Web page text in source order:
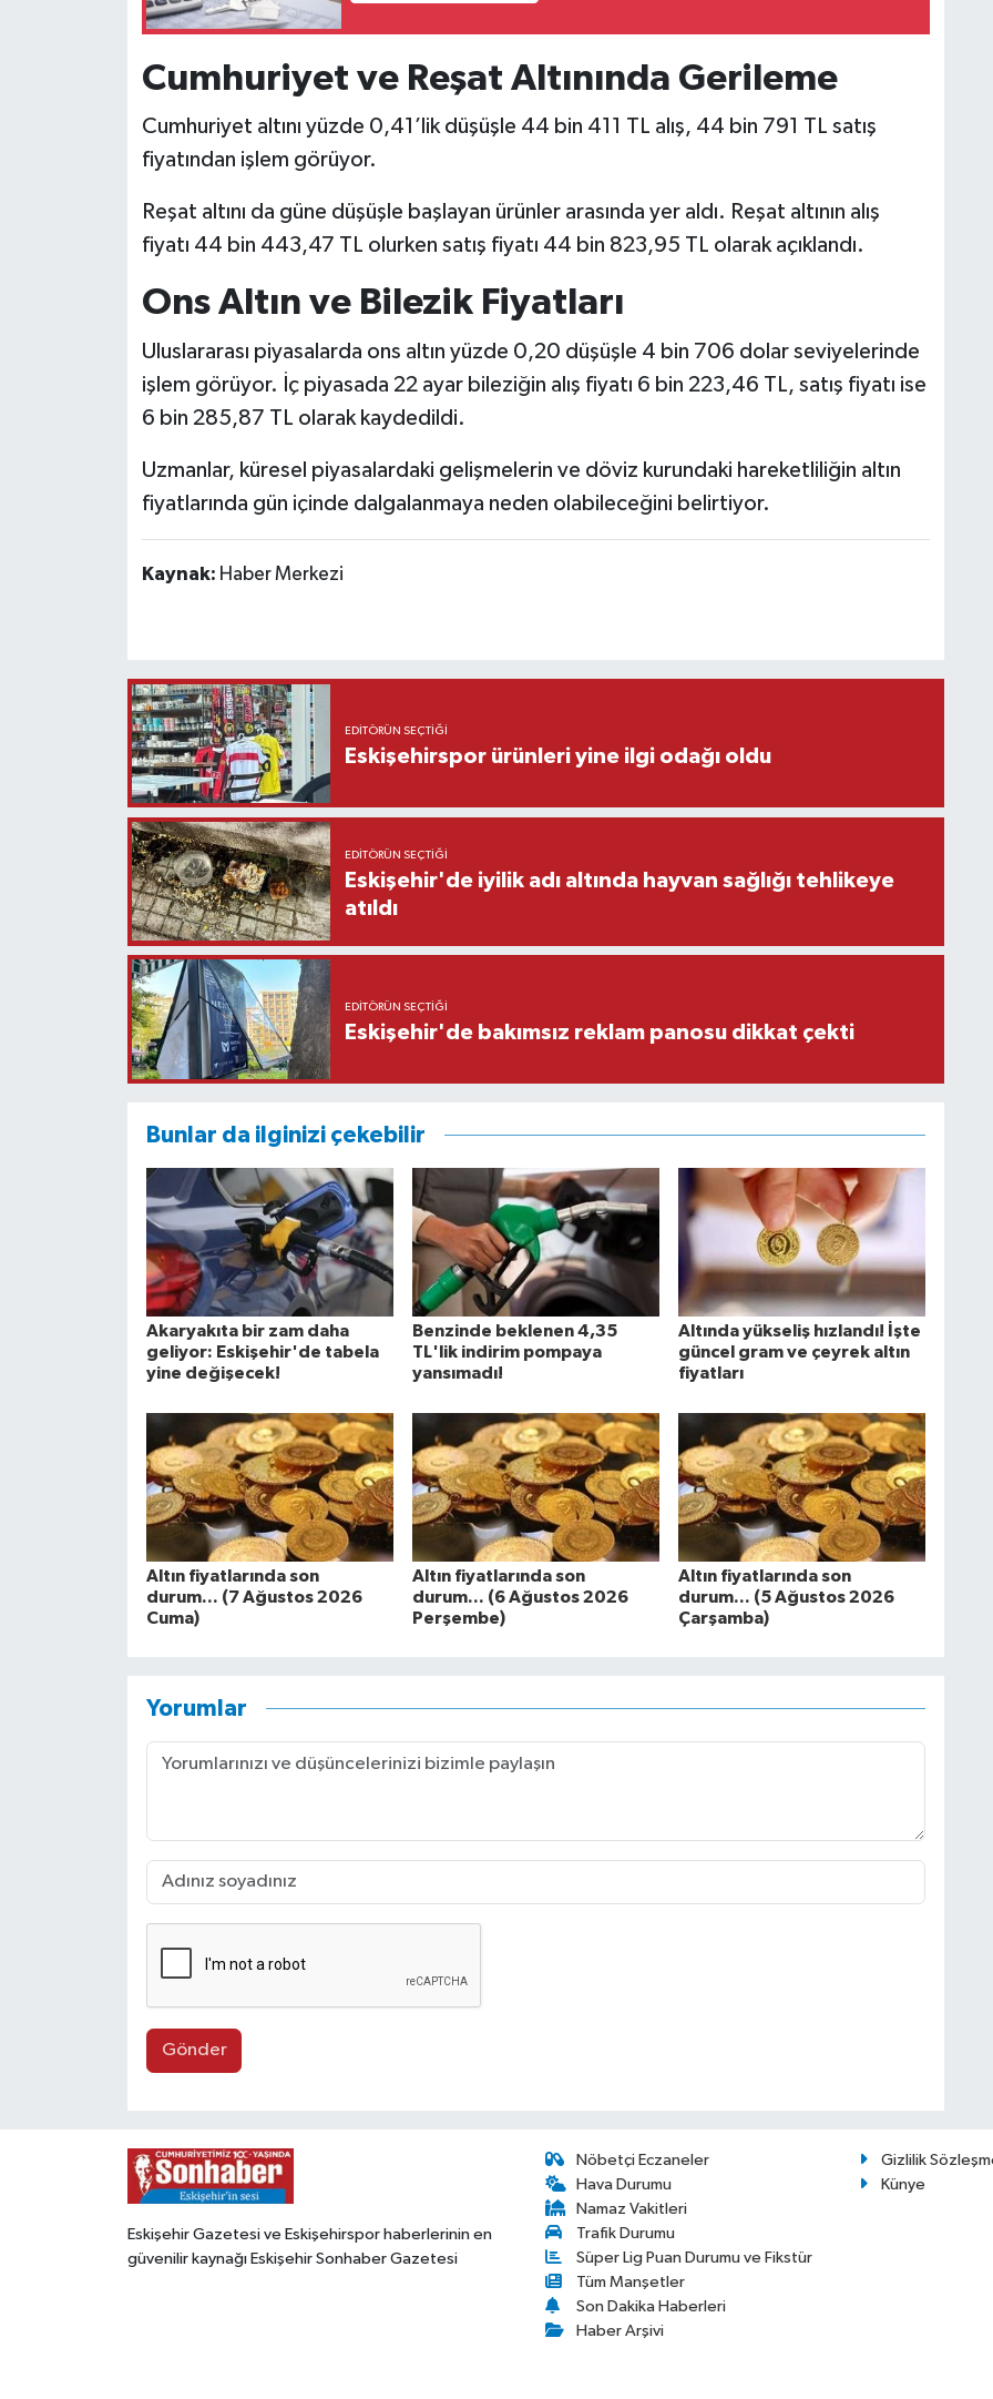
Cumhuriyet ve Reşat Altınında Gerileme
Cumhuriyet altını yüzde 0,41’lik düşüşle 44 bin 411 TL alış, 44 bin 791 TL satış
fiyatından işlem görüyor.
Reşat altını da güne düşüşle başlayan ürünler arasında yer aldı. Reşat altının alış
fiyatı 44 bin 443,47 TL olurken satış fiyatı 44 bin 823,95 TL olarak açıklandı.
Ons Altın ve Bilezik Fiyatları
Uluslararası piyasalarda ons altın yüzde 0,20 düşüşle 4 bin 706 dolar seviyelerinde
işlem görüyor. İç piyasada 22 ayar bileziğin alış fiyatı 6 bin 223,46 TL, satış fiyatı ise
6 bin 285,87 TL olarak kaydedildi.
Uzmanlar, küresel piyasalardaki gelişmelerin ve döviz kurundaki hareketliliğin altın
fiyatlarında gün içinde dalgalanmaya neden olabileceğini belirtiyor.
Kaynak: Haber Merkezi
EDITÖRÜN SEÇTIĞI
Eskişehirspor ürünleri yine ilgi odağı oldu
EDITÖRÜN SEÇTIĞI
Eskişehir'de iyilik adı altında hayvan sağlığı tehlikeye
atıldı
EDITÖRÜN SEÇTIĞI
Eskişehir'de bakımsız reklam panosu dikkat çekti
Bunlar da ilginizi çekebilir
Akaryakıta bir zam daha
geliyor: Eskişehir'de tabela
yine değişecek!
Benzinde beklenen 4,35
TL'lik indirim pompaya
yansımadı!
Altında yükseliş hızlandı! İşte
güncel gram ve çeyrek altın
fiyatları
Altın fiyatlarında son
durum... (7 Ağustos 2026
Cuma)
Altın fiyatlarında son
durum... (6 Ağustos 2026
Perşembe)
Altın fiyatlarında son
durum... (5 Ağustos 2026
Çarşamba)
Yorumlar
Gönder
Eskişehir Gazetesi ve Eskişehirspor haberlerinin en
güvenilir kaynağı Eskişehir Sonhaber Gazetesi
Nöbetçi Eczaneler
Hava Durumu
Namaz Vakitleri
Trafik Durumu
Süper Lig Puan Durumu ve Fikstür
Tüm Manşetler
Son Dakika Haberleri
Haber Arşivi
Gizlilik
Künye